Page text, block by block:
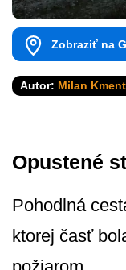
Zobraziť na
Autor: Milan Kment
Opustené
Pohodlná
ktorej časť